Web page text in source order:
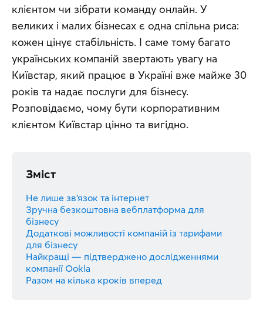
клієнтом чи зібрати команду онлайн. У
великих і малих бізнесах є одна спільна риса:
кожен цінує стабільність. І саме тому багато
українських компаній звертають увагу на
Київстар, який працює в Україні вже майже 30
років та надає послуги для бізнесу.
Розповідаємо, чому бути корпоративним
клієнтом Київстар цінно та вигідно.
Зміст
Не лише зв’язок та інтернет
Зручна безкоштовна вебплатформа для
бізнесу
Додаткові можливості компаній із тарифами
для бізнесу
Найкращі — підтверджено дослідженнями
компанії Ookla
Разом на кілька кроків вперед